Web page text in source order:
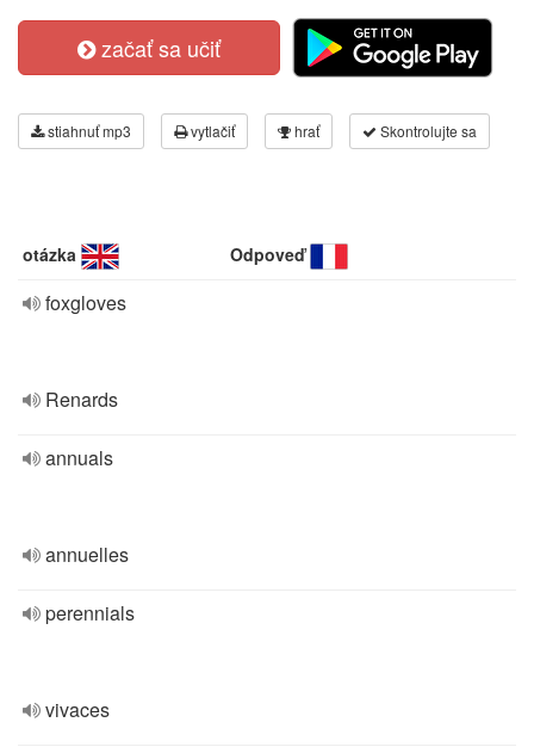
začať sa učiť
stiahnuť mp3 vytlačiť hrať Skontrolujte sa
otázka Odpoveď
foxgloves
Renards
annuals
annuelles
perennials
vivaces